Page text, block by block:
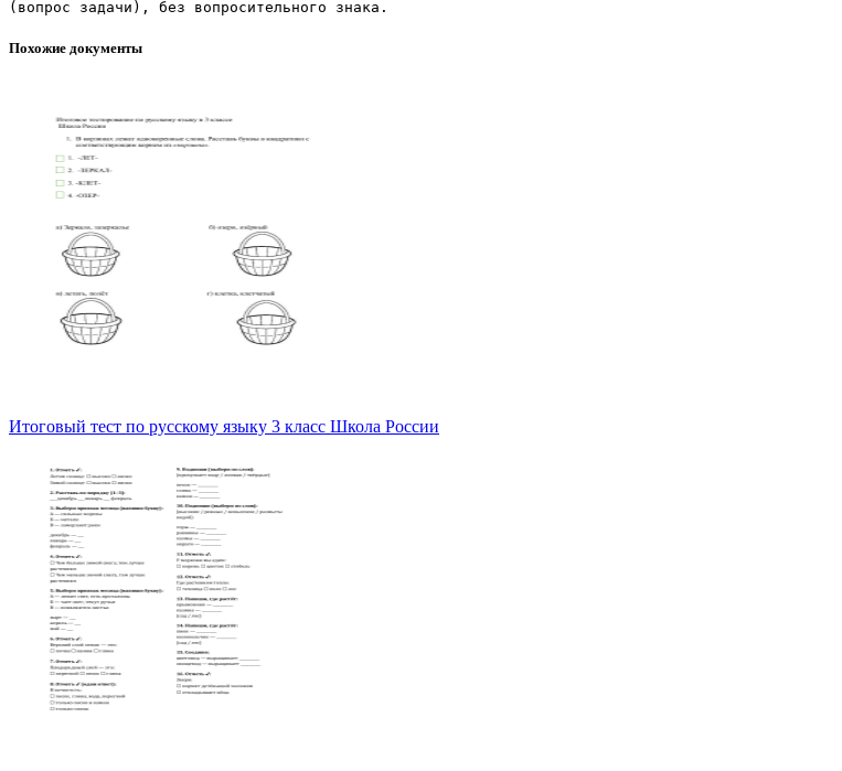
Похожие документы
Итоговый тест по русскому языку 3 класс Школа России